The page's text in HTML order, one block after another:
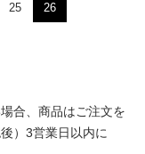
25 26
合、商品はご注文を
）3営業日以内に